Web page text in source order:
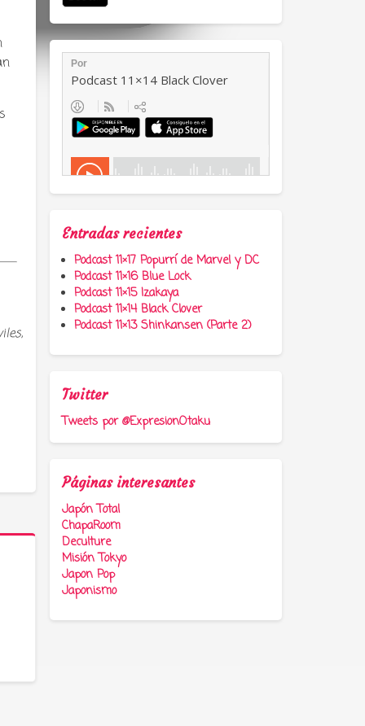
Entradas recientes
Podcast 11×17 Popurrí de Marvel y DC
Podcast 11×16 Blue Lock
Podcast 11×15 Izakaya
Podcast 11×14 Black Clover
Podcast 11×13 Shinkansen (Parte 2)
Twitter
Tweets por @ExpresionOtaku
Páginas interesantes
Japón Total
ChapaRoom
Deculture
Misión Tokyo
Japon Pop
Japonismo